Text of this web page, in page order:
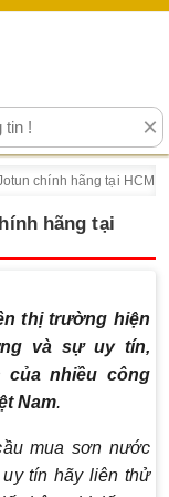
×
chính hãng tại HCM
hãng tại
thị trường hiện
và sự uy tín,
nhiều công
Nam.
mua sơn nước
uy tín hãy liên thử